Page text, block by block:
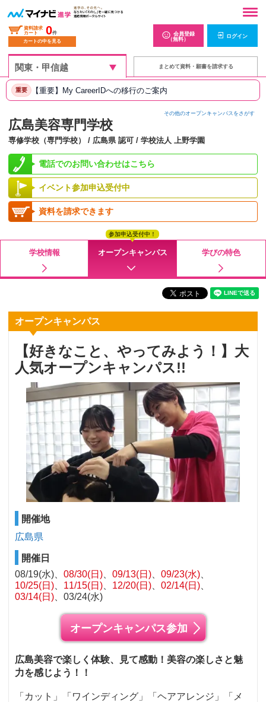
資料請求
カート
0件
カートの中を見る
会員登録
（無料）
ログイン
まとめて資料・願書を請求する
重要 【重要】My CareerIDへの移行のご案内
その他のオープンキャンパスをさがす
広島美容専門学校
専修学校（専門学校） / 広島県 認可 / 学校法人 上野学園
電話でのお問い合わせはこちら
イベント参加申込受付中
資料を請求できます
学校情報 オープンキャンパス
参加申込受付中！
学びの特色
オープンキャンパス
【好きなこと、やってみよう！】大
人気オープンキャンパス!!
開催地
広島県
開催日
08/19(水)
08/30(日) 09/13(日)
09/23(水)
10/25(日)
11/15(日) 12/20(日)
02/14(日)
03/14(日)
03/24(水)
オープンキャンパス参加
広島美容で楽しく体験、見て感動！美容の楽しさと魅
力を感じよう！！
「カット」「ワインディング」「ヘアアレンジ」「メ